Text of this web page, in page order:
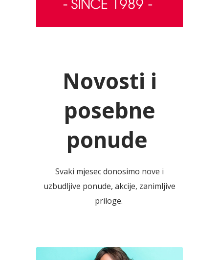
Novosti i
posebne
ponude
Svaki mjesec donosimo nove i
uzbudljive ponude, akcije, zanimljive
priloge.